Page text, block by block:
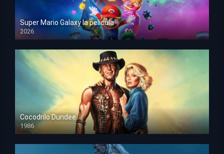
Super Mario Galaxy la película
2026
HD 1080p
Cocodrilo Dundee
1986
HD 1080p